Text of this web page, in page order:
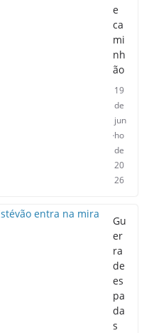
e
ca
mi
nh
ão
19
de
jun
ho
de
20
26
Gu
er
ra
de
es
pa
da
s